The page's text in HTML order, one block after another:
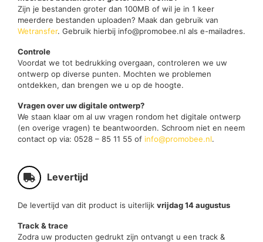
Zijn je bestanden groter dan 100MB of wil je in 1 keer
meerdere bestanden uploaden? Maak dan gebruik van
Wetransfer. Gebruik hierbij info@promobee.nl als e-mailadres.
Controle
Voordat we tot bedrukking overgaan, controleren we uw
ontwerp op diverse punten. Mochten we problemen
ontdekken, dan brengen we u op de hoogte.
Vragen over uw digitale ontwerp?
We staan klaar om al uw vragen rondom het digitale ontwerp
(en overige vragen) te beantwoorden. Schroom niet en neem
contact op via: 0528 – 85 11 55 of info@promobee.nl.
Levertijd
De levertijd van dit product is uiterlijk vrijdag 14 augustus
Track & trace
Zodra uw producten gedrukt zijn ontvangt u een track &